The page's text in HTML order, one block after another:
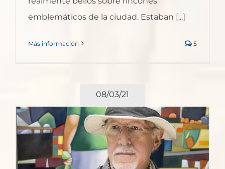
emblemáticos de la ciudad. Estaban [...]
Más información 5
08/03/21